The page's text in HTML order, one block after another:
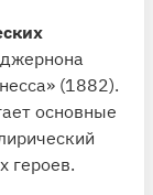
(1882).
основные
героев.